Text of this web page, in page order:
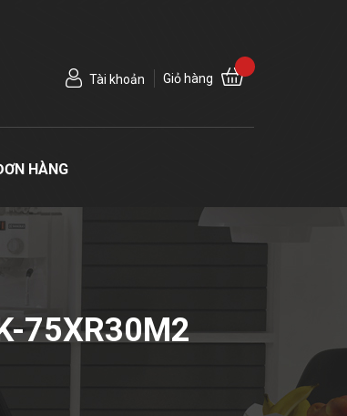
Tài khoản Giỏ hàng
HÀNG
75XR30M2